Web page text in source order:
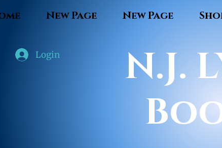
New Page New Page
Login
N.J.